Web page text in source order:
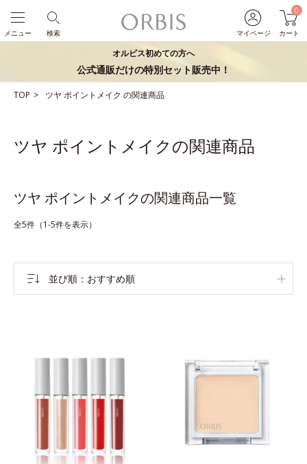
マイページ
0
カート
検索
メニュー
オルビス初めての方へ
公式通販だけの特別セット販売中！
TOP ツヤ ポイントメイク の関連商品
ツヤ ポイントメイクの関連商品
ツヤ ポイントメイクの関連商品一覧
全5件（1-5件を表示）
並び順 おすすめ順